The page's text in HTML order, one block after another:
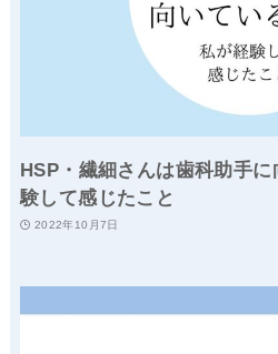
HSP・繊細さんは歯科助手
験して感じたこと
2022年10月7日